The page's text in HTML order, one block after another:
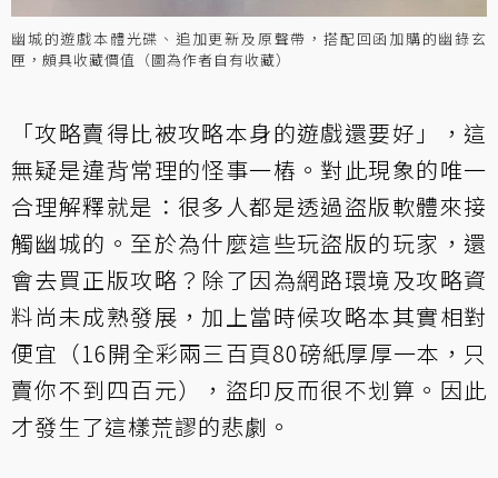
幽城的遊戲本體光碟、追加更新及原聲帶，搭配回函加購的幽錄玄
匣，頗具收藏價值（圖為作者自有收藏）
「攻略賣得比被攻略本身的遊戲還要好」，這
無疑是違背常理的怪事一樁。對此現象的唯一
合理解釋就是：很多人都是透過盜版軟體來接
觸幽城的。至於為什麼這些玩盜版的玩家，還
會去買正版攻略？除了因為網路環境及攻略資
料尚未成熟發展，加上當時候攻略本其實相對
便宜（16開全彩兩三百頁80磅紙厚厚一本，只
賣你不到四百元），盜印反而很不划算。因此
才發生了這樣荒謬的悲劇。